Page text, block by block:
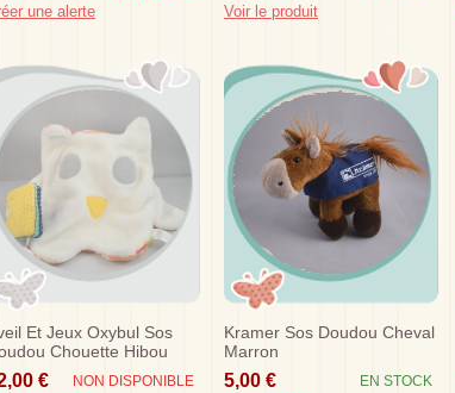
une alerte Voir le produit
Et Jeux Oxybul Sos
Chouette Hibou
Blanc Livre
€ NON DISPONIBLE
Kramer Sos Doudou Cheval
Marron
5,00 € EN STOCK